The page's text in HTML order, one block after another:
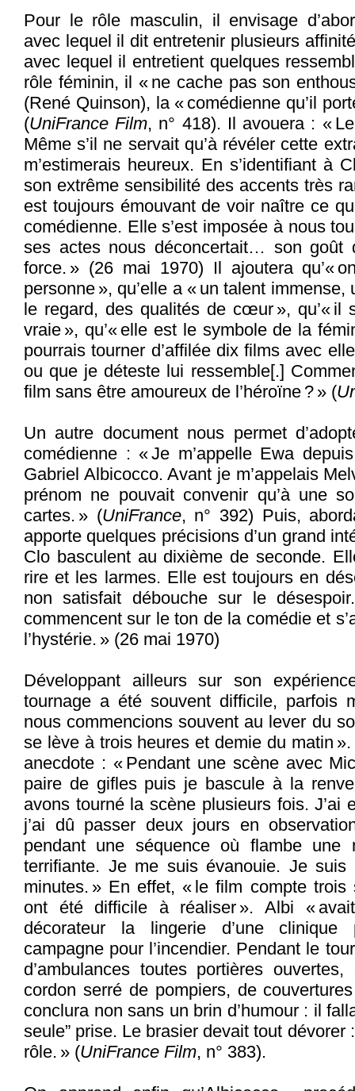
Pour le rôle masculin, il envisage
avec lequel il dit entretenir plusieurs
avec lequel il entretient quelques
rôle féminin, il « ne cache pas son
(René Quinson), la « comédienne qu’il
(UniFrance Film, n° 418). Il avouera : «
Même s’il ne servait qu’à révéler cette
m’estimerais heureux. En s’identifiant à
son extrême sensibilité des accents très
est toujours émouvant de voir naître ce
comédienne. Elle s’est imposée à nous
ses actes nous déconcertait… son goût
force. » (26 mai 1970) Il ajoutera qu’«
personne », qu’elle a « un talent
le regard, des qualités de cœur », qu’« il
vraie », qu’« elle est le symbole de la
pourrais tourner d’affilée dix films avec
ou que je déteste lui ressemble[.]
film sans être amoureux de l’héroïne ? » (
Un autre document nous permet
comédienne : « Je m’appelle Ewa
Gabriel Albicocco. Avant je m’appelais
prénom ne pouvait convenir qu’à une
cartes. » (UniFrance, n° 392) Puis,
apporte quelques précisions d’un grand
Clo basculent au dixième de seconde.
rire et les larmes. Elle est toujours en
non satisfait débouche sur le
commencent sur le ton de la comédie et
l’hystérie. » (26 mai 1970)
Développant ailleurs sur son
tournage a été souvent difficile, parfois
nous commencions souvent au lever du
se lève à trois heures et demie du matin
anecdote : « Pendant une scène avec
paire de gifles puis je bascule à la
avons tourné la scène plusieurs fois. J’ai
j’ai dû passer deux jours en
pendant une séquence où flambe une
terrifiante. Je me suis évanouie. Je suis
minutes. » En effet, « le film compte trois
ont été difficile à réaliser ». Albi «
décorateur la lingerie d’une clinique
campagne pour l’incendier. Pendant le
d’ambulances toutes portières
cordon serré de pompiers, de
conclura non sans un brin d’humour : il
seule” prise. Le brasier devait tout
rôle. » (UniFrance Film, n° 383).